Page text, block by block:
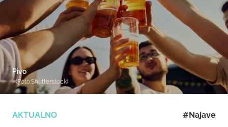
AKTUALNO #Najave
Pivo
(Foto:Shutterstock)